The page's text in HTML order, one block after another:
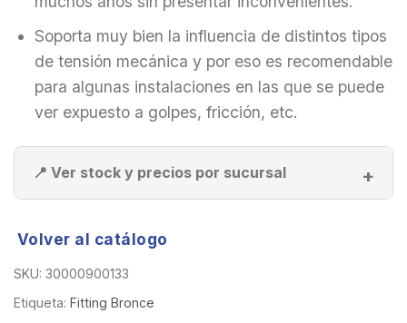
Soporta muy bien la influencia de distintos tipos
de tensión mecánica y por eso es recomendable
para algunas instalaciones en las que se puede
ver expuesto a golpes, fricción, etc.
📍 Ver stock y precios por sucursal
Volver al catálogo
SKU: 30000900133
Etiqueta: Fitting Bronce